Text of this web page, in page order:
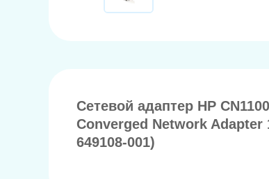
Сетевой адаптер HP
Converged Network Adapter
649108-001)